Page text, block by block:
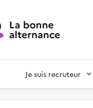
Je suis recruteur